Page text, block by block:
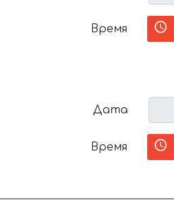
Время
Дата
Время